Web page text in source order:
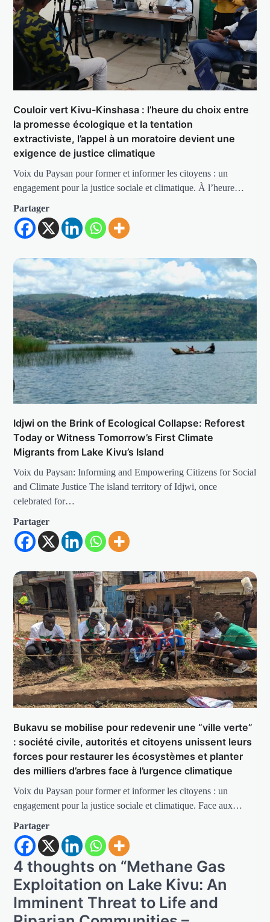
Couloir vert Kivu-Kinshasa : l’heure du choix entre
la promesse écologique et la tentation
extractiviste, l’appel à un moratoire devient une
exigence de justice climatique
Voix du Paysan pour former et informer les citoyens : un
engagement pour la justice sociale et climatique. À l’heure…
Partager
Idjwi on the Brink of Ecological Collapse: Reforest
Today or Witness Tomorrow’s First Climate
Migrants from Lake Kivu’s Island
Voix du Paysan: Informing and Empowering Citizens for Social
and Climate Justice The island territory of Idjwi, once
celebrated for…
Partager
Bukavu se mobilise pour redevenir une “ville verte”
: société civile, autorités et citoyens unissent leurs
forces pour restaurer les écosystèmes et planter
des milliers d’arbres face à l’urgence climatique
Voix du Paysan pour former et informer les citoyens : un
engagement pour la justice sociale et climatique. Face aux…
Partager
4 thoughts on “Methane Gas
Exploitation on Lake Kivu: An
Imminent Threat to Life and